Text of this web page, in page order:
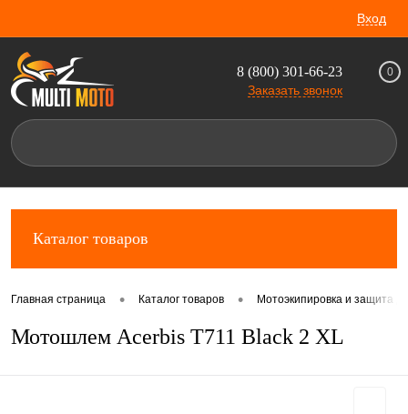
Вход
8 (800) 301-66-23
Заказать звонок
0
Каталог товаров
Главная страница • Каталог товаров • Мотоэкипировка и защита
Мотошлем Acerbis T711 Black 2 XL